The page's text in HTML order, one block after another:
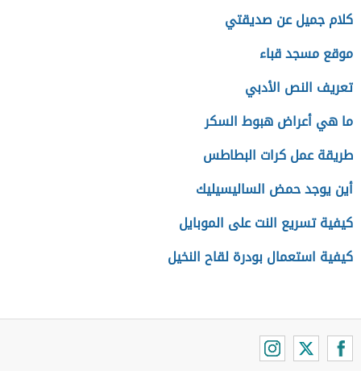
كلام جميل عن صديقتي
موقع مسجد قباء
تعريف النص الأدبي
ما هي أعراض هبوط السكر
طريقة عمل كرات البطاطس
أين يوجد حمض الساليسيليك
كيفية تسريع النت على الموبايل
كيفية استعمال بودرة لقاح النخيل